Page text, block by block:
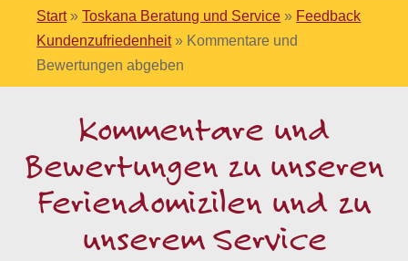
Start»Toskana Beratung und Service » Feedback
Kundenzufriedenheit» Kommentare und
Bewertungen abgeben
Kommentare und
Bewertungen zu unseren
Feriendomizilen und zu
unserem Service